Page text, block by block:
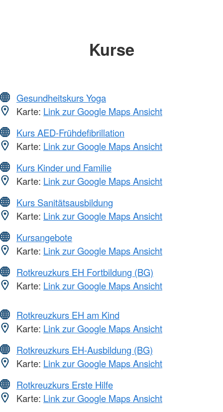
Kurse
Gesundheitskurs Yoga
Karte: Link zur Google Maps Ansicht
Kurs AED-Frühdefibrillation
Karte: Link zur Google Maps Ansicht
Kurs Kinder und Familie
Karte: Link zur Google Maps Ansicht
Kurs Sanitätsausbildung
Karte: Link zur Google Maps Ansicht
Kursangebote
Karte: Link zur Google Maps Ansicht
Rotkreuzkurs EH Fortbildung (BG)
Karte: Link zur Google Maps Ansicht
Rotkreuzkurs EH am Kind
Karte: Link zur Google Maps Ansicht
Rotkreuzkurs EH-Ausbildung (BG)
Karte: Link zur Google Maps Ansicht
Rotkreuzkurs Erste Hilfe
Karte: Link zur Google Maps Ansicht